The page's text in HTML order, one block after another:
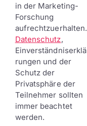
in der Marketing-
Forschung
aufrechtzuerhalten.
Datenschutz,
Einverständniserklä
rungen und der
Schutz der
Privatsphäre der
Teilnehmer sollten
immer beachtet
werden.